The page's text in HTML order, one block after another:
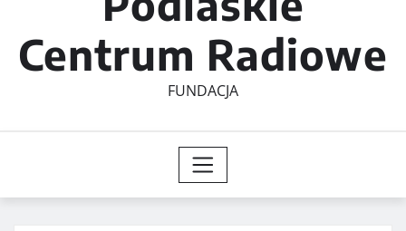
Centrum Radiowe
FUNDACJA